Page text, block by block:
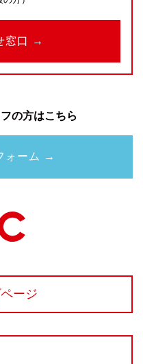
窓口 →
の方はこちら
ォーム →
ージ